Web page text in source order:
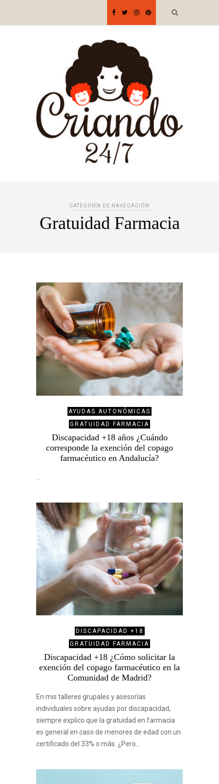
CATEGORÍA DE NAVEGACIÓN
Gratuidad Farmacia
AYUDAS AUTONÓMICAS
GRATUIDAD FARMACIA
Discapacidad +18 años ¿Cuándo
corresponde la exención del copago
farmacéutico en Andalucía?
DISCAPACIDAD +18
GRATUIDAD FARMACIA
Discapacidad +18 ¿Cómo solicitar la
exención del copago farmacéutico en la
Comunidad de Madrid?
En mis talleres grupales y asesorías
individuales sobre ayudas por discapacidad,
siempre explico que la gratuidad en farmacia
es general en caso de menores de edad con un
certificado del 33% o más. ¿Pero…